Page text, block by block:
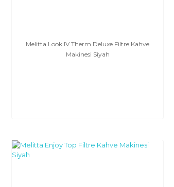
Melitta Look IV Therm Deluxe Filtre Kahve
Makinesi Siyah